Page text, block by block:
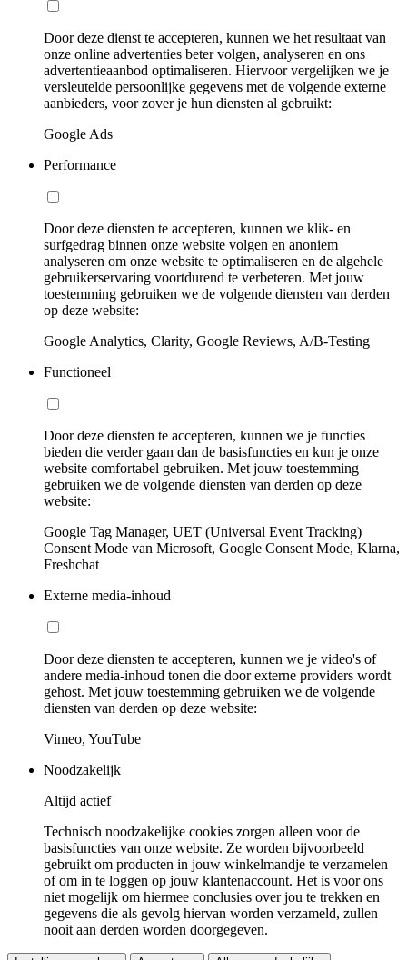
Door deze dienst te accepteren, kunnen we het resultaat van
onze online advertenties beter volgen, analyseren en ons
advertentieaanbod optimaliseren. Hiervoor vergelijken we je
versleutelde persoonlijke gegevens met de volgende externe
aanbieders, voor zover je hun diensten al gebruikt:
Google Ads
Performance
Door deze diensten te accepteren, kunnen we klik- en
surfgedrag binnen onze website volgen en anoniem
analyseren om onze website te optimaliseren en de algehele
gebruikerservaring voortdurend te verbeteren. Met jouw
toestemming gebruiken we de volgende diensten van derden
op deze website:
Google Analytics, Clarity, Google Reviews, A/B-Testing
Functioneel
Door deze diensten te accepteren, kunnen we je functies
bieden die verder gaan dan de basisfuncties en kun je onze
website comfortabel gebruiken. Met jouw toestemming
gebruiken we de volgende diensten van derden op deze
website:
Google Tag Manager, UET (Universal Event Tracking)
Consent Mode van Microsoft, Google Consent Mode, Klarna,
Freshchat
Externe media-inhoud
Door deze diensten te accepteren, kunnen we je video's of
andere media-inhoud tonen die door externe providers wordt
gehost. Met jouw toestemming gebruiken we de volgende
diensten van derden op deze website:
Vimeo, YouTube
Noodzakelijk
Altijd actief
Technisch noodzakelijke cookies zorgen alleen voor de
basisfuncties van onze website. Ze worden bijvoorbeeld
gebruikt om producten in jouw winkelmandje te verzamelen
of om in te loggen op jouw klantenaccount. Het is voor ons
niet mogelijk om hiermee conclusies over jou te trekken en
gegevens die als gevolg hiervan worden verzameld, zullen
nooit aan derden worden doorgegeven.